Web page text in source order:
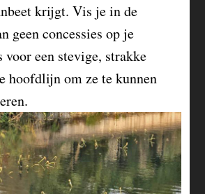
krijgt. Vis je in de
geen concessies op je
een stevige, strakke
hoofdlijn om ze te kunnen